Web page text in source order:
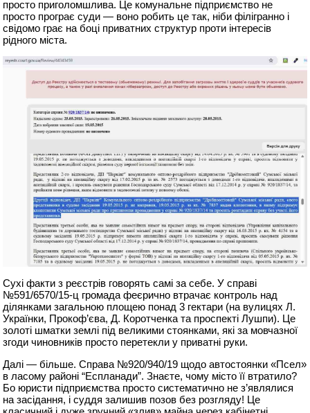
просто приголомшлива. Це комунальне підприємство не
просто програє суди — воно робить це так, ніби філігранно і
свідомо грає на боці приватних структур проти інтересів
рідного міста.
Сухі факти з реєстрів говорять самі за себе. У справі
№591/6570/15-ц громада феєрично втрачає контроль над
ділянками загальною площею понад 3 гектари (на вулицях Л.
Українки, Прокоф’єва, Д. Коротченка та проспекті Лушпи). Це
золоті шматки землі під великими стоянками, які за мовчазної
згоди чиновників просто перетекли у приватні руки.
Далі — більше. Справа №920/940/19 щодо автостоянки «Псел»
в ласому районі “Еспланади”. Знаєте, чому місто її втратило?
Бо юристи підприємства просто систематично не з’являлися
на засідання, і суддя залишив позов без розгляду! Це